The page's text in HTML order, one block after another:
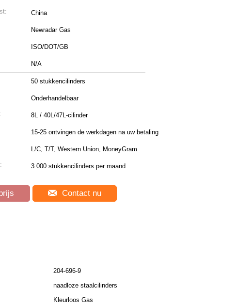
China
Newradar Gas
ISO/DOT/GB
N/A
50 stukkencilinders
Onderhandelbaar
8L / 40L/47L-cilinder
15-25 ontvingen de werkdagen na uw betaling
L/C, T/T, Western Union, MoneyGram
3.000 stukkencilinders per maand
Contact nu
204-696-9
naadloze staalcilinders
Kleurloos Gas